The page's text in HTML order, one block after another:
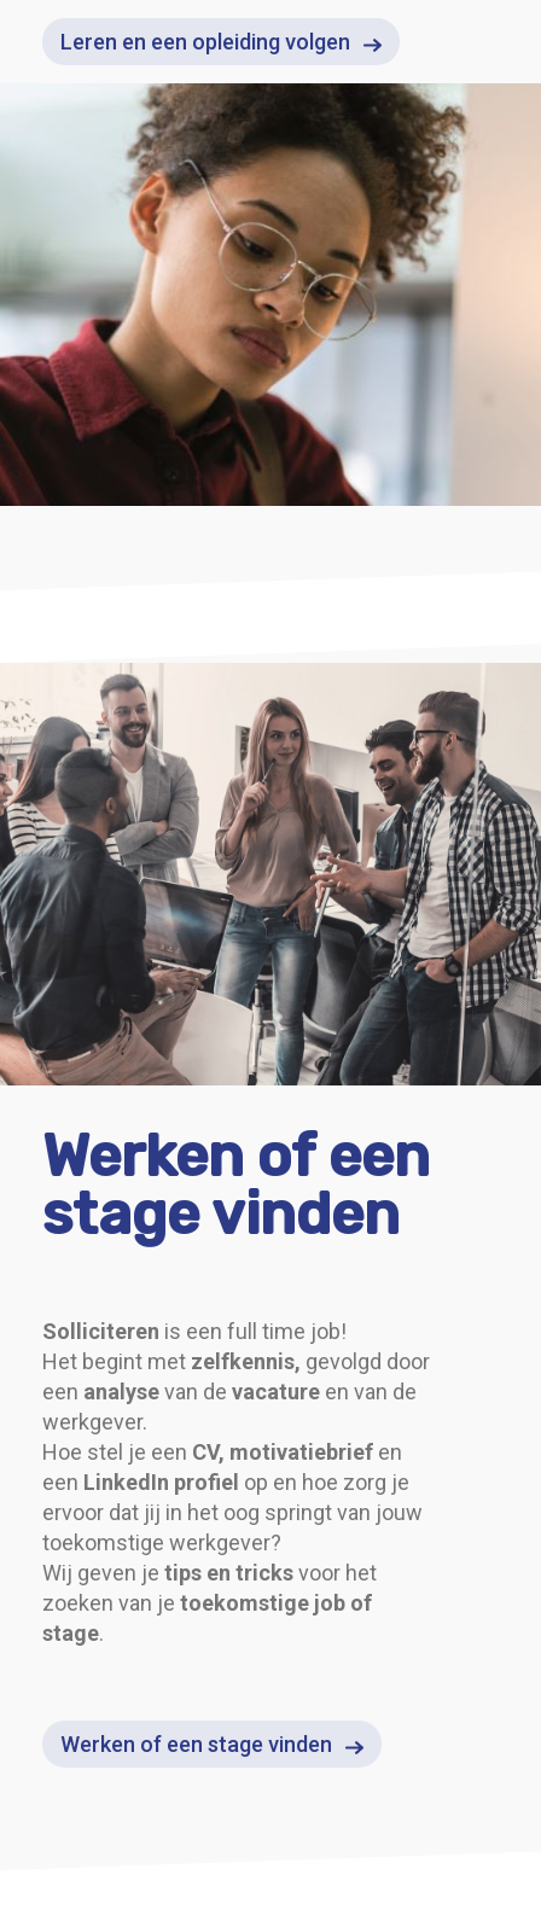
Leren en een opleiding volgen
Werken of een
stage vinden
Solliciteren is een full time job!
Het begint met zelfkennis, gevolgd door
een analysevan de vacature en van de
werkgever.
Hoe stel je een CV, motivatiebrief en
een LinkedIn profiel op en hoe zorg je
ervoor dat jij in het oog springt van jouw
toekomstige werkgever?
Wij geven je tips en tricksvoor het
zoeken van je toekomstige job of
stage.
Werken of een stage vinden